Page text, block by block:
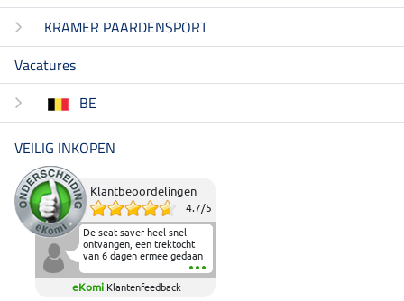
KRAMER PAARDENSPORT
Vacatures
BE
VEILIG INKOPEN
Klantbeoordelingen
4.7/5
De seat saver heel snel
ontvangen, een trektocht
van 6 dagen ermee gedaan
en deze heeft de beproeving
fantastisch doorstaan.
Heerlijk zacht om op te
eKomi Klantenfeedback